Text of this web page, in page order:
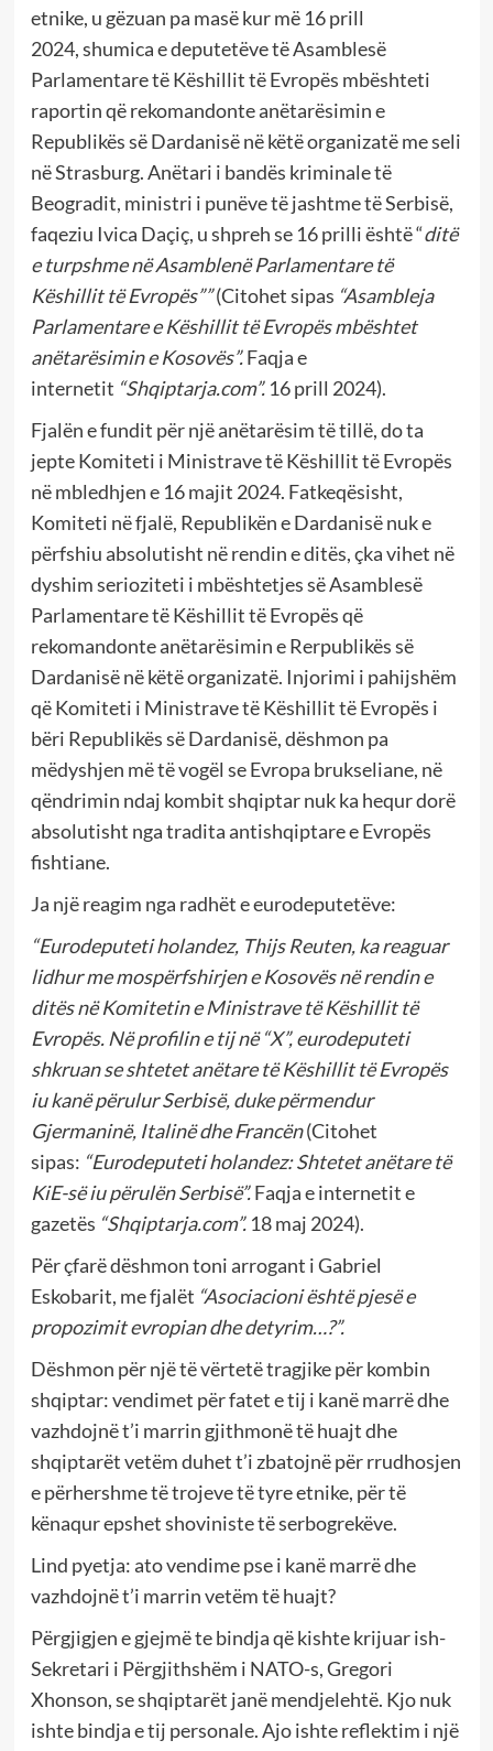
etnike, u gëzuan pa masë kur më 16 prill
2024, shumica e deputetëve të Asamblesë
Parlamentare të Këshillit të Evropës mbështeti
raportin që rekomandonte anëtarësimin e
Republikës së Dardanisë në këtë organizatë me seli
në Strasburg. Anëtari i bandës kriminale të
Beogradit, ministri i punëve të jashtme të Serbisë,
faqeziu Ivica Daçiç, u shpreh se 16 prilli është “ditë
e turpshme në Asamblenë Parlamentare të
Këshillit të Evropës””(Citohet sipas “Asambleja
Parlamentare e Këshillit të Evropës mbështet
anëtarësimin e Kosovës”.Faqja e
internetit “Shqiptarja.com”. 16 prill 2024).
Fjalën e fundit për një anëtarësim të tillë, do ta
jepte Komiteti i Ministrave të Këshillit të Evropës
në mbledhjen e 16 majit 2024. Fatkeqësisht,
Komiteti në fjalë, Republikën e Dardanisë nuk e
përfshiu absolutisht në rendin e ditës, çka vihet në
dyshim serioziteti i mbështetjes së Asamblesë
Parlamentare të Këshillit të Evropës që
rekomandonte anëtarësimin e Rerpublikës së
Dardanisë në këtë organizatë. Injorimi i pahijshëm
që Komiteti i Ministrave të Këshillit të Evropës i
bëri Republikës së Dardanisë, dëshmon pa
mëdyshjen më të vogël se Evropa brukseliane, në
qëndrimin ndaj kombit shqiptar nuk ka hequr dorë
absolutisht nga tradita antishqiptare e Evropës
fishtiane.
Ja një reagim nga radhët e eurodeputetëve:
“Eurodeputeti holandez, Thijs Reuten, ka reaguar
lidhur me mospërfshirjen e Kosovës në rendin e
ditës në Komitetin e Ministrave të Këshillit të
Evropës. Në profilin e tij në “X”, eurodeputeti
shkruan se shtetet anëtare të Këshillit të Evropës
iu kanë përulur Serbisë, duke përmendur
Gjermaninë, Italinë dhe Francën(Citohet
sipas: “Eurodeputeti holandez: Shtetet anëtare të
KiE-së iu përulën Serbisë”.Faqja e internetit e
gazetës “Shqiptarja.com”. 18 maj 2024).
Për çfarë dëshmon toni arrogant i Gabriel
Eskobarit, me fjalët “Asociacioni është pjesë e
propozimit evropian dhe detyrim…?”.
Dëshmon për një të vërtetë tragjike për kombin
shqiptar: vendimet për fatet e tij i kanë marrë dhe
vazhdojnë t’i marrin gjithmonë të huajt dhe
shqiptarët vetëm duhet t’i zbatojnë për rrudhosjen
e përhershme të trojeve të tyre etnike, për të
kënaqur epshet shoviniste të serbogrekëve.
Lind pyetja: ato vendime pse i kanë marrë dhe
vazhdojnë t’i marrin vetëm të huajt?
Përgjigjen e gjejmë te bindja që kishte krijuar ish-
Sekretari i Përgjithshëm i NATO-s, Gregori
Xhonson, se shqiptarët janë mendjelehtë. Kjo nuk
ishte bindja e tij personale. Ajo ishte reflektim i një